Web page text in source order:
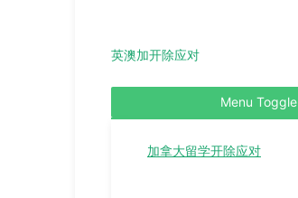
英澳加开除应对
Menu Toggle
加拿大留学开除应对